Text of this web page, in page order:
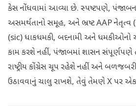
કેસ નોંધવામાં આવ્યા છે. સ્પષ્ટપણે,
અસમર્થતાનો સમૂહ, અને ભ્રષ્ટ AAP
(sic) ધાકધમકી, બદનામી અને
કામ કરશે નહીં, પંજાબમાં શાસન સંપૂર્ણપણે
રાષ્ટ્રીય કોંગ્રેસ ચૂપ રહેશે નહીં અને
ઉઠાવવાનું ચાલુ રાખશે, તેવું તેમણે X પર એક